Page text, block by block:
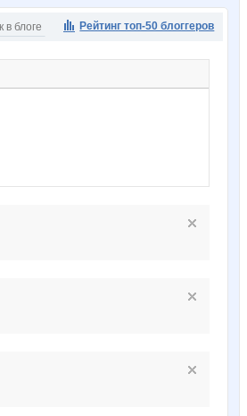
Рейтинг топ-50 блоггеров